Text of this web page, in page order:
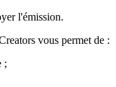
l'émission.
vous permet de :
;